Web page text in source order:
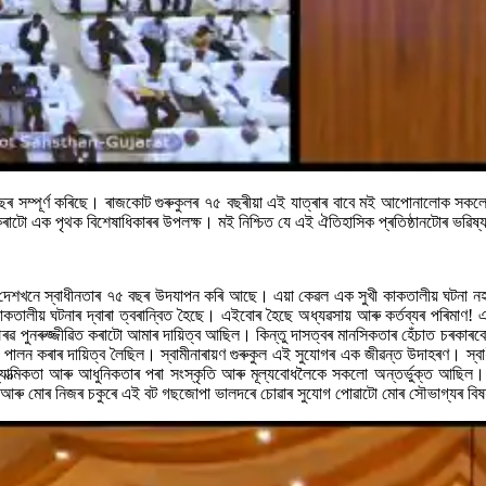
সম্পূৰ্ণ কৰিছে। ৰাজকোট গুৰুকুলৰ ৭৫ বছৰীয়া এই যাত্ৰাৰ বাবে মই আপোনালোক
এক পৃথক বিশেষাধিকাৰৰ উপলক্ষ। মই নিশ্চিত যে এই ঐতিহাসিক
স্বাধীনতাৰ ৭৫ বছৰ উদযাপন কৰি আছে। এয়া কেৱল এক সুখী কাকতালীয়
ঘটনাৰ দ্বাৰা ত্বৰান্বিত হৈছে। এইবোৰ হৈছে অধ্যৱসায় আৰু কৰ্তব্যৰ
পুনৰুজ্জীৱিত কৰাটো আমাৰ দায়িত্ব আছিল। কিন্তু দাসত্বৰ মানসিকতাৰ হেঁচাত
কৰাৰ দায়িত্ব লৈছিল। স্বামীনাৰায়ণ গুৰুকুল এই সুযোগৰ এক জীৱন্ত উদাহৰণ।
আধ্যাত্মিকতা আৰু আধুনিকতাৰ পৰা সংস্কৃতি আৰু মূল্যবোধলৈকে সকলো অন্তৰ্ভুক্ত
নিজৰ চকুৰে এই বট গছজোপা ভালদৰে চোৱাৰ সুযোগ পোৱাটো মোৰ সৌভাগ্যৰ